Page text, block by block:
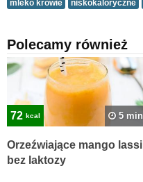
mleko krowie niskokaloryczne
Polecamy również
72 kcal 5 min
Orzeźwiające mango lassi
bez laktozy